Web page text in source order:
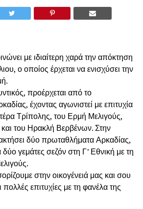
με ιδιαίτερη χαρά την απόκτηση
ο οποίος έρχεται να ενισχύσει την
προέρχεται από το
έχοντας αγωνιστεί με επιτυχία
Τρίπολης, του Ερμή Μελιγούς,
του Ηρακλή Βερβένων. Στην
δύο πρωταθλήματα Αρκαδίας,
γεμάτες σεζόν στη Γ’ Εθνική με τη
στην οικογένειά μας και σου
πολλές επιτυχίες με τη φανέλα της